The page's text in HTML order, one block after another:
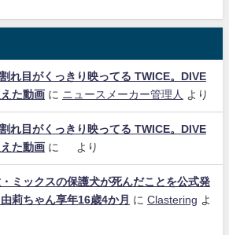
れ目がくっきり映ってる TWICE。DIVE
た動画 に ニュースメーカー管理人 より
れ目がくっきり映ってる TWICE。DIVE
た動画 に より
・ミックスの保護犬が死んだことを公式発
莉ちゃん享年16歳4か月
に Clastering よ